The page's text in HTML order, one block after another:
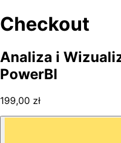
Checkout
Analiza i
PowerBI
199,00 zł